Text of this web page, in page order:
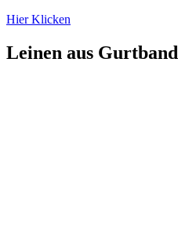
Hier Klicken
Leinen aus Gurtband